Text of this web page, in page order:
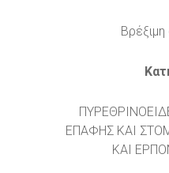
ΕΠΑΦΗΣ ΚΑΙ
ΚΑΙ